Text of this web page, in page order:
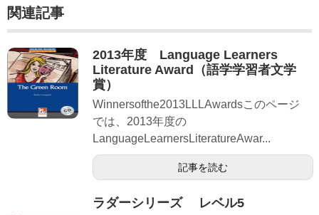
関連記事
2013年度 Language Learners
Literature Award（語学学習者文学
賞）
Winnersofthe2013LLLAwardsこのページ
では、2013年度の
LanguageLearnersLiteratureAwar...
記事を読む
ラダーシリーズ レベル5